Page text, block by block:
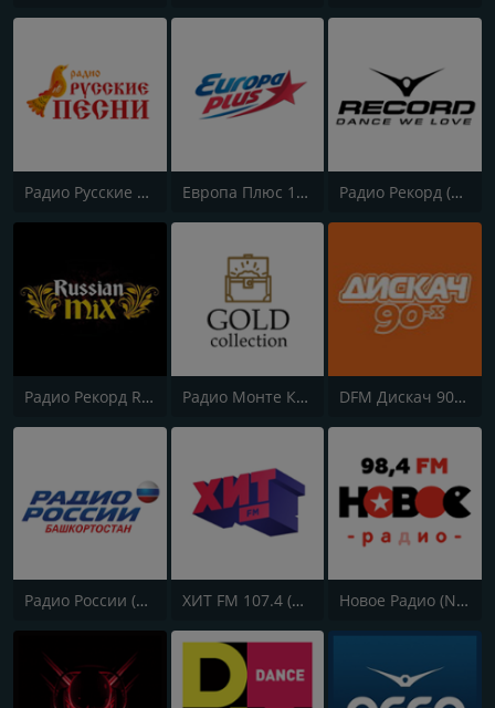
Радио Русские Песни | Russian Songs Radio | RuSongs Европа Плюс 106.2 FM (Europa Plus) Радио Рекорд (Radio Record)
Радио Рекорд Russian Mix (Radio Record Russian Mix) Радио Монте Карло (Radio Monte Carlo) DFM Дискач 90х (DFM Disco 90s)
Радио России (Radio Rossii) Вести Vesti ХИТ FM 107.4 (Hit FM) Новое Радио (New Radio, Novoe Radio)